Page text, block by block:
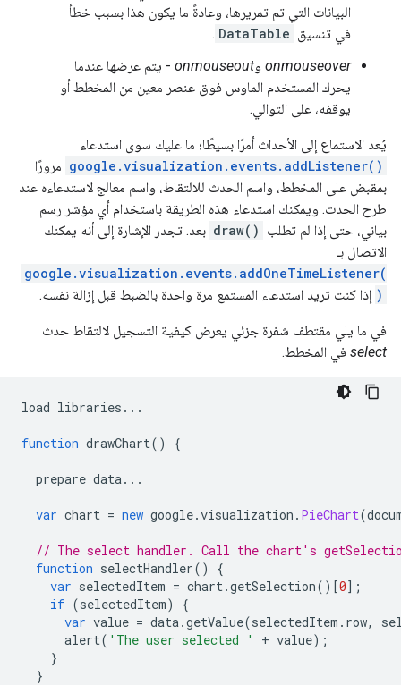
البيانات التي تم تمريرها، وعادةً ما يكون هذا بسبب خطأ
في تنسيق DataTable
.
onmouseover وonmouseout - يتم عرضها عندما
يحرك المستخدم الماوس فوق عنصر معين من المخطط أو
يوقفه، على التوالي.
يُعد الاستماع إلى الأحداث أمرًا بسيطًا؛ ما عليك سوى استدعاء
google.visualization.events.addListener() مرورًا
بمقبض على المخطط، واسم الحدث للالتقاط، واسم معالج لاستدعاءه عند
طرح الحدث. ويمكنك استدعاء هذه الطريقة باستخدام أي مؤشر رسم
بياني، حتى إذا لم تطلب draw() بعد. تجدر الإشارة إلى أنه يمكنك
الاتصال بـ
google.visualization.events.addOneTimeListener(
) إذا كنت تريد استدعاء المستمع مرة واحدة بالضبط قبل إزالة نفسه.
في ما يلي مقتطف شفرة جزئي يعرض كيفية التسجيل لالتقاط حدث
select في المخطط.
load libraries ...
function drawChart() {
prepare data...
var chart = new google.visualization . PieChart(
// The select handler. Call the chart's
function selectHandler()
{
var selectedItem = chart.getSelection()[0];
if (selectedItem)
{
var value = data.getValue(selectedItem . row,
alert( 'The user selected ' + value);
}
}